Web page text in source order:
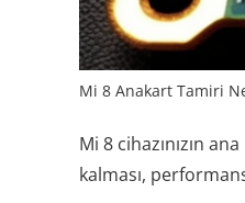
Mi 8 Anakart Tamiri
Mi 8 cihazınızın
kalması,